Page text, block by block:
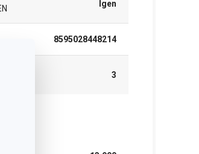
Igen
8595028448214
3